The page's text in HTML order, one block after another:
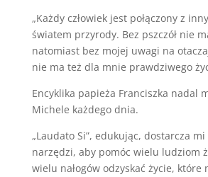
„Każdy człowiek jest połączony z
światem przyrody. Bez pszczół nie
natomiast bez mojej uwagi na
nie ma też dla mnie prawdziwego
Encyklika papieża Franciszka nadal
Michele każdego dnia.
„Laudato Si”, edukując, dostarcza
narzędzi, aby pomóc wielu ludziom
wielu nałogów odzyskać życie, które